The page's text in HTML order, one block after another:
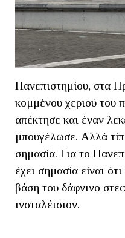
Πανεπιστημίου, στα
κομμένου χεριού του
απέκτησε και έναν
μπουγέλωσε. Αλλά
σημασία. Για το
έχει σημασία είναι
βάση του δάφνινο
ινσταλέισιον.